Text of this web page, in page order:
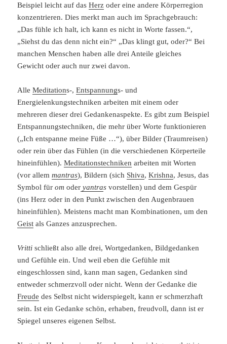
Beispiel leicht auf dasHerz oder eine andere Körperregion
konzentrieren. Dies merkt man auch im Sprachgebrauch:
„Das fühle ich halt, ich kann es nicht in Worte fassen.“,
„Siehst du das denn nicht ein?“ „Das klingt gut, oder?“ Bei
manchen Menschen haben alle drei Anteile gleiches
Gewicht oder auch nur zwei davon.
AlleMeditations-,Entspannungs- und
Energielenkungstechniken arbeiten mit einem oder
mehreren dieser drei Gedankenaspekte. Es gibt zum Beispiel
Entspannungstechniken, die mehr über Worte funktionieren
(„Ich entspanne meine Füße …“), über Bilder (Traumreisen)
oder rein über das Fühlen (in die verschiedenen Körperteile
hineinfühlen).Meditationstechniken arbeiten mit Worten
(vor allemmantras), Bildern (sich Shiva,Krishna, Jesus, das
Symbol für om oder yantras vorstellen) und dem Gespür
(ins Herz oder in den Punkt zwischen den Augenbrauen
hineinfühlen). Meistens macht man Kombinationen, um den
Geist als Ganzes anzusprechen.
Vritti schließt also alle drei, Wortgedanken, Bildgedanken
und Gefühle ein. Und weil eben die Gefühle mit
eingeschlossen sind, kann man sagen, Gedanken sind
entweder schmerzvoll oder nicht. Wenn der Gedanke die
Freude des Selbst nicht widerspiegelt, kann er schmerzhaft
sein. Ist ein Gedanke schön, erhaben, freudvoll, dann ist er
Spiegel unseres eigenen Selbst.